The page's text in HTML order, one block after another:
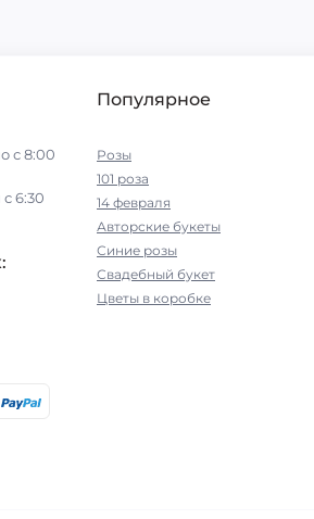
с 8:00
6:30
Популярное
Розы
101 роза
14 февраля
Авторские букеты
Синие розы
Свадебный букет
Цветы в коробке